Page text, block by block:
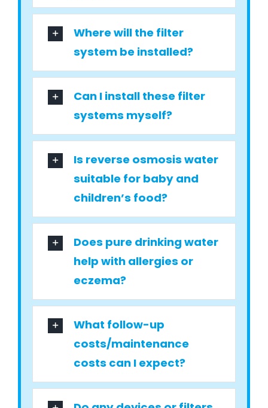
Where will the filter
system be installed?
Can I install these filter
systems myself?
Is reverse osmosis water
suitable for baby and
children’s food?
Does pure drinking water
help with allergies or
eczema?
What follow-up
costs/maintenance
costs can I expect?